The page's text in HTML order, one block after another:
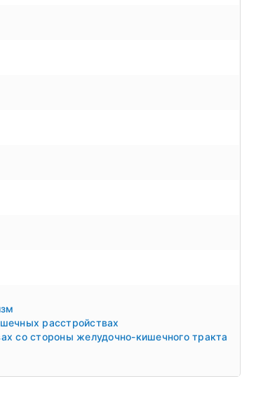
расстройствах
со стороны желудочно-кишечного тракта